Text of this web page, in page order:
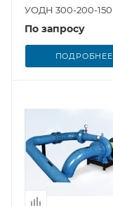
УОДН 300-200-150
По запросу
ПОДРОБНЕЕ